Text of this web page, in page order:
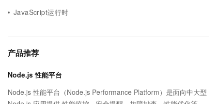
JavaScript运行时
产品推荐
Node.js 性能平台
Node.js 性能平台（Node.js Performance Platform）是面向中大型